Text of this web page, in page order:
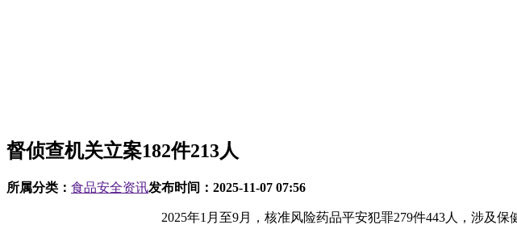
督侦查机关立案182件213人
所属分类： 食品安全资讯发布时间： 2025-11-07 07:56
2025年1月至9月，核准风险药品平安犯罪279件443人，涉及保